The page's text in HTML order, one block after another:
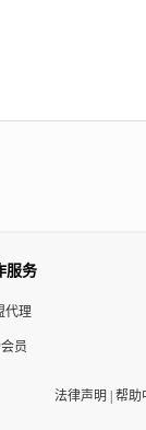
服务
代理
员
法律声明 帮助